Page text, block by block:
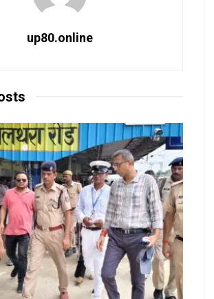
up80.online